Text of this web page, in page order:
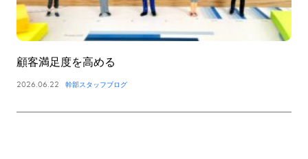
顧客満足度を高める
2026.06.22 幹部スタッフブログ